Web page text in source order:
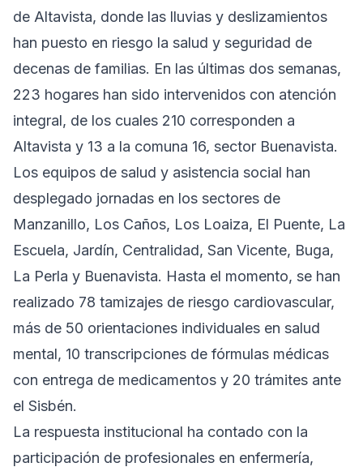
de Altavista, donde las lluvias y deslizamientos
han puesto en riesgo la salud y seguridad de
decenas de familias. En las últimas dos semanas,
223 hogares han sido intervenidos con atención
integral, de los cuales 210 corresponden a
Altavista y 13 a la comuna 16, sector Buenavista.
Los equipos de salud y asistencia social han
desplegado jornadas en los sectores de
Manzanillo, Los Caños, Los Loaiza, El Puente, La
Escuela, Jardín, Centralidad, San Vicente, Buga,
La Perla y Buenavista. Hasta el momento, se han
realizado 78 tamizajes de riesgo cardiovascular,
más de 50 orientaciones individuales en salud
mental, 10 transcripciones de fórmulas médicas
con entrega de medicamentos y 20 trámites ante
el Sisbén.
La respuesta institucional ha contado con la
participación de profesionales en enfermería,